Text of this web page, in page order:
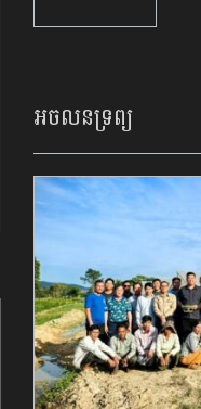
អចលនទ្រព្យ